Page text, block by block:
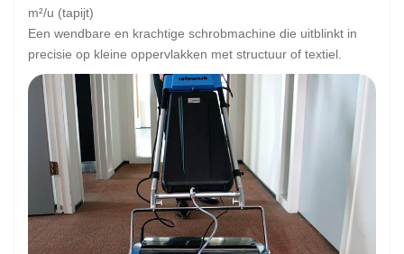
m²/u (tapijt)
Een wendbare en krachtige schrobmachine die uitblinkt in
precisie op kleine oppervlakken met structuur of textiel.